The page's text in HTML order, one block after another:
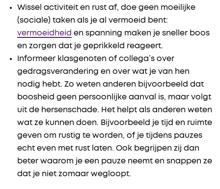
Wissel activiteit en rust af, doe geen moeilijke
(sociale) taken als je al vermoeid bent:
vermoeidheid en spanning maken je sneller boos
en zorgen dat je geprikkeld reageert.
Informeer klasgenoten of collega’s over
gedragsverandering en over wat je van hen
nodig hebt. Zo weten anderen bijvoorbeeld dat
boosheid geen persoonlijke aanval is, maar volgt
uit de hersenschade. Het helpt als anderen weten
wat ze kunnen doen. Bijvoorbeeld je tijd en ruimte
geven om rustig te worden, of je tijdens pauzes
echt even met rust laten. Ook begrijpen zij dan
beter waarom je een pauze neemt en snappen ze
dat je niet zomaar wegloopt.